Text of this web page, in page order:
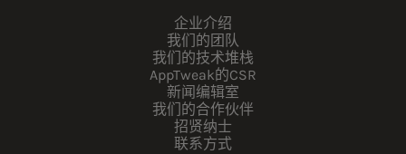
企业介绍
我们的团队
我们的技术堆栈
AppTweak的CSR
新闻编辑室
我们的合作伙伴
招贤纳士
联系方式